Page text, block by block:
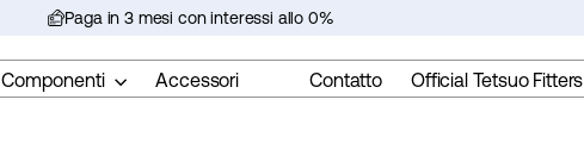
in
pausa
Paga in 3 mesi con interessi allo 0%
Componenti Accessori Contatto Official Tetsuo Fitters